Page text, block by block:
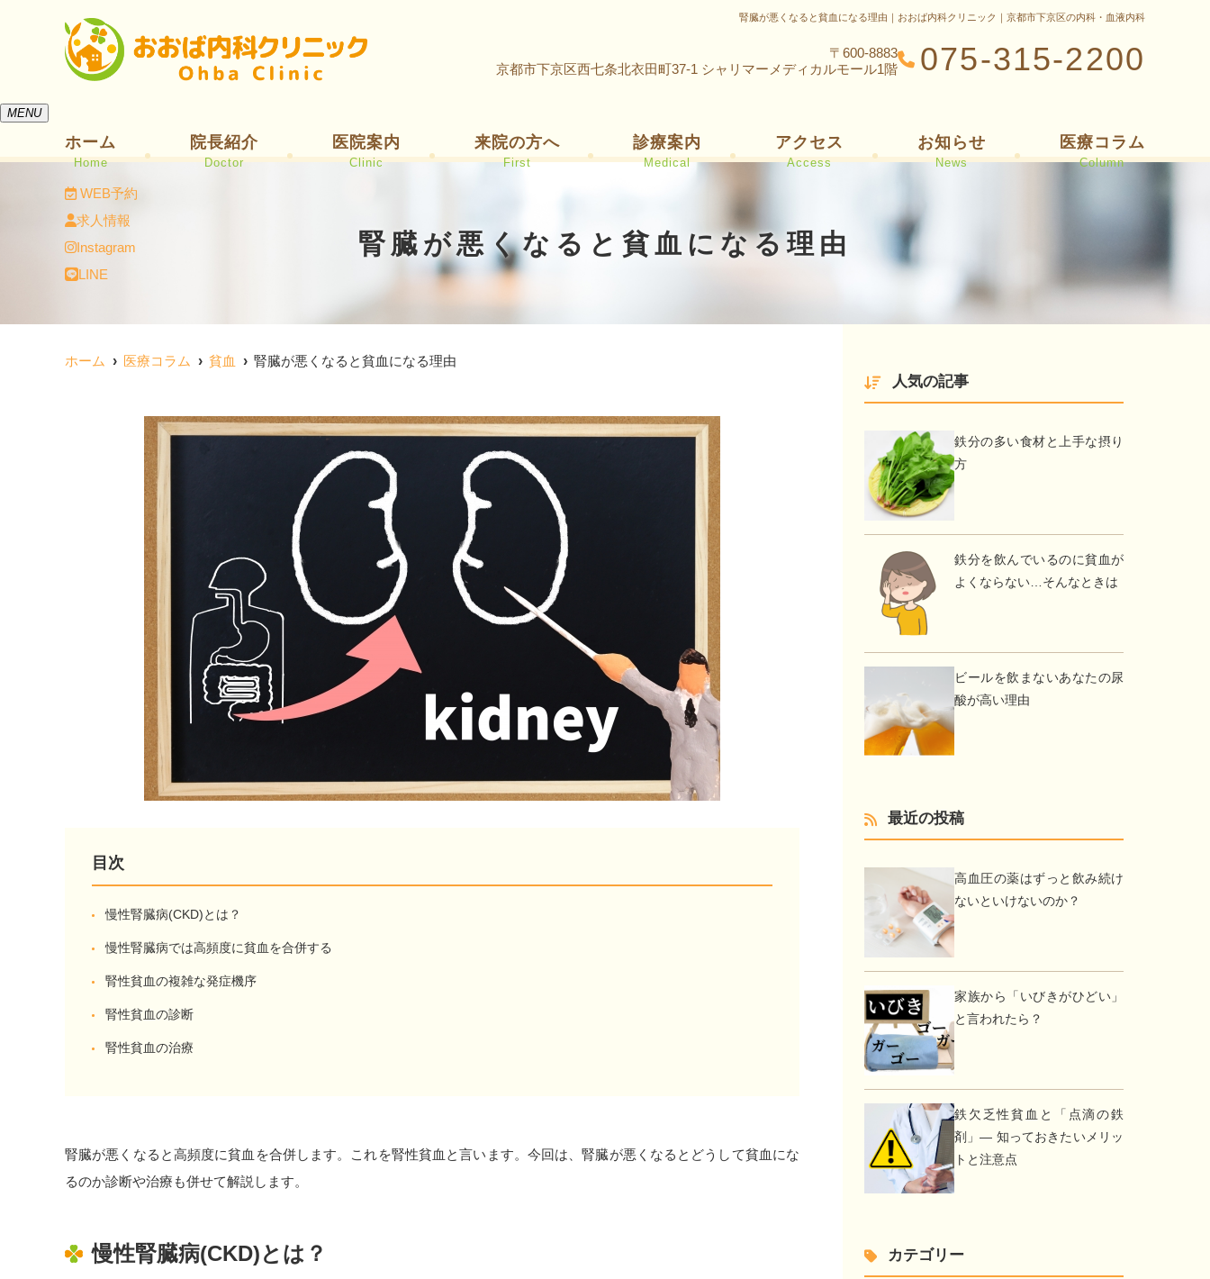
腎臓が悪くなると貧血になる理由｜おおば内科クリニック｜京都市下京区の内科・血液内科
〒600-8883
京都市下京区西七条北衣田町37-1 シャリマーメディカルモール1階
075-315-2200
MENU
ホーム
Home
院長紹介
Doctor
医院案内
Clinic
来院の方へ
First
診療案内
Medical
アクセス
Access
お知らせ
News
医療コラム
Column
WEB予約
求人情報
Instagram
LINE
腎臓が悪くなると貧血になる理由
ホーム 医療コラム 貧血 腎臓が悪くなると貧血になる理由
目次
慢性腎臓病(CKD)とは？
慢性腎臓病では高頻度に貧血を合併する
腎性貧血の複雑な発症機序
腎性貧血の診断
腎性貧血の治療
腎臓が悪くなると高頻度に貧血を合併します。これを腎性貧血と言います。今回は、腎臓が悪くなるとどうして貧血にな
るのか診断や治療も併せて解説します。
慢性腎臓病(CKD)とは？
人気の記事
鉄分の多い食材と上手な摂り
方
鉄分を飲んでいるのに貧血が
よくならない…そんなときは
ビールを飲まないあなたの尿
酸が高い理由
最近の投稿
高血圧の薬はずっと飲み続け
ないといけないのか？
家族から「いびきがひどい」
と言われたら？
鉄欠乏性貧血と「点滴の鉄
剤」― 知っておきたいメリッ
トと注意点
カテゴリー